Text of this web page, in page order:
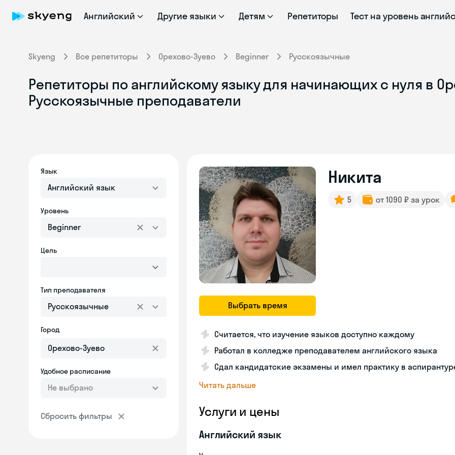
Английский Другие языки Детям Репетиторы Тест на уровень
Skyeng Все репетиторы Орехово-Зуево Beginner Русскоязычные
Репетиторы по английскому языку для начинающих с нуля в
Русскоязычные преподаватели
Язык
Английский язык
Уровень
Beginner
Цель
Тип преподавателя
Русскоязычные
Город
Удобное расписание
Не выбрано
Сбросить фильтры
Выбрать время
Никита
5 от 1090 ₽ за урок
Считается, что изучение языков доступно каждому
Работал в колледже преподавателем английского языка
Сдал кандидатские экзамены и имел практику в
Читать дальше
Услуги и цены
Английский язык